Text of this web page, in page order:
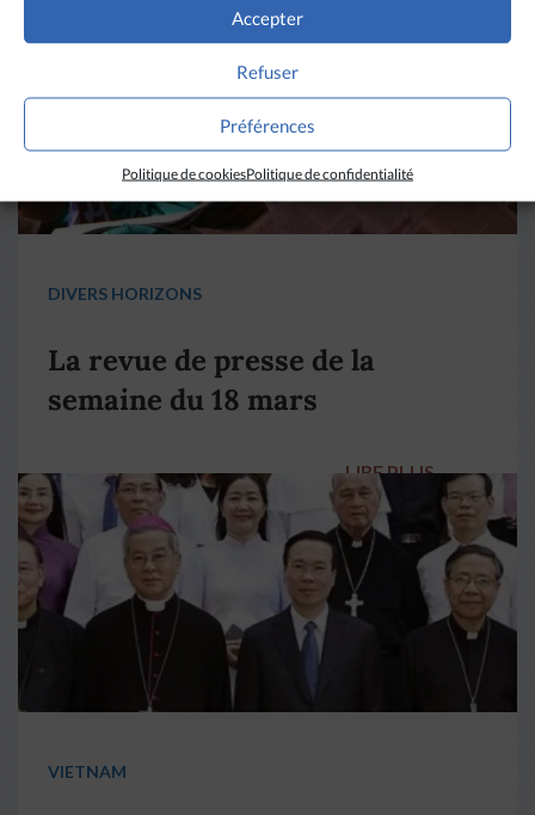
Accepter
Refuser
Préférences
Politique de cookiesPolitique de confidentialité
DIVERS HORIZONS
La revue de presse de la
semaine du 18 mars
LIRE PLUS →
VIETNAM